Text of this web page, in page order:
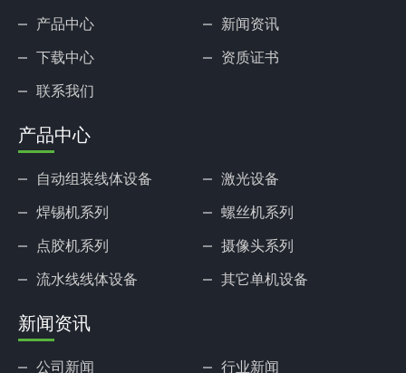
产品中心
新闻资讯
下载中心
资质证书
联系我们
产品中心
自动组装线体设备
激光设备
焊锡机系列
螺丝机系列
点胶机系列
摄像头系列
流水线线体设备
其它单机设备
新闻资讯
公司新闻 行业新闻